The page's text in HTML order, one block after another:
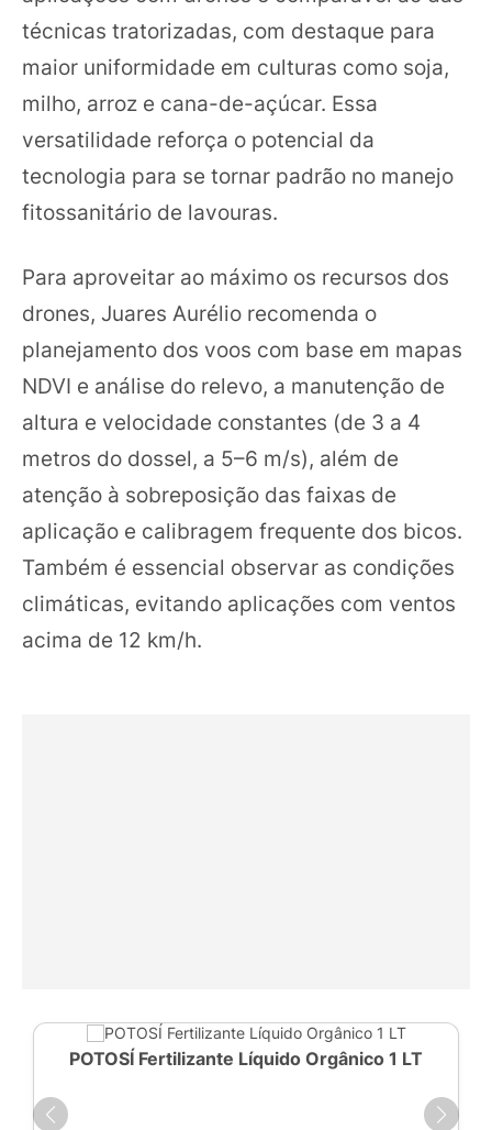
técnicas tratorizadas, com destaque para
maior uniformidade em culturas como soja,
milho, arroz e cana-de-açúcar. Essa
versatilidade reforça o potencial da
tecnologia para se tornar padrão no manejo
fitossanitário de lavouras.
Para aproveitar ao máximo os recursos dos
drones, Juares Aurélio recomenda o
planejamento dos voos com base em mapas
NDVI e análise do relevo, a manutenção de
altura e velocidade constantes (de 3 a 4
metros do dossel, a 5–6 m/s), além de
atenção à sobreposição das faixas de
aplicação e calibragem frequente dos bicos.
Também é essencial observar as condições
climáticas, evitando aplicações com ventos
acima de 12 km/h.
POTOSÍ Fertilizante Líquido Orgânico 1 LT